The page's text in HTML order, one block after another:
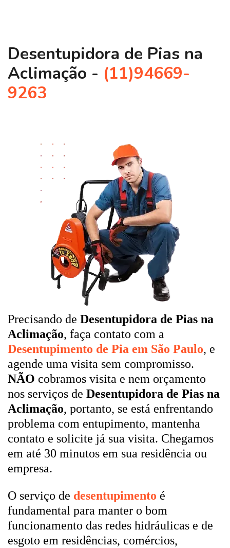
Desentupidora de Pias na
Aclimação - (11)94669-
9263
Precisando de Desentupidora de Pias na
Aclimação, faça contato com a
Desentupimento de Pia em São Paulo, e
agende uma visita sem compromisso.
NÃO cobramos visita e nem orçamento
nos serviços de Desentupidora de Pias na
Aclimação, portanto, se está enfrentando
problema com entupimento, mantenha
contato e solicite já sua visita. Chegamos
em até 30 minutos em sua residência ou
empresa.
O serviço de desentupimento é
fundamental para manter o bom
funcionamento das redes hidráulicas e de
esgoto em residências, comércios,